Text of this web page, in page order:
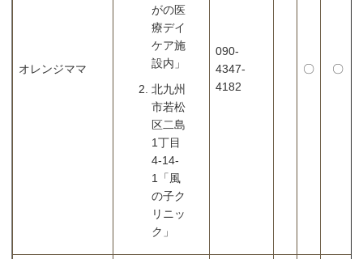
オレンジママ
がの医
療デイ
ケア施
設内」
北九州
市若松
区二島
1丁目
4-14-
1「風
の子ク
リニッ
ク」
090-
4347-
4182
〇 〇